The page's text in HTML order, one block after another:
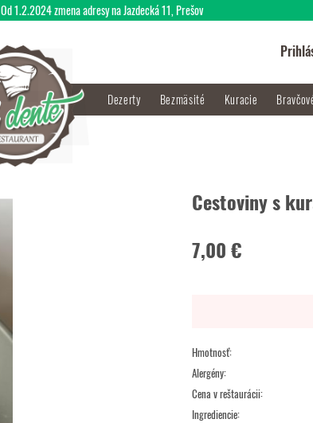
Cestoviny s
7,00 €
Hmotnosť:
Alergény:
Cena v reštaurácii:
Ingrediencie:
Dezerty Bezmäsité Kuracie
Od 1.2.2024 zmena adresy na Jazdecká 11, Prešov